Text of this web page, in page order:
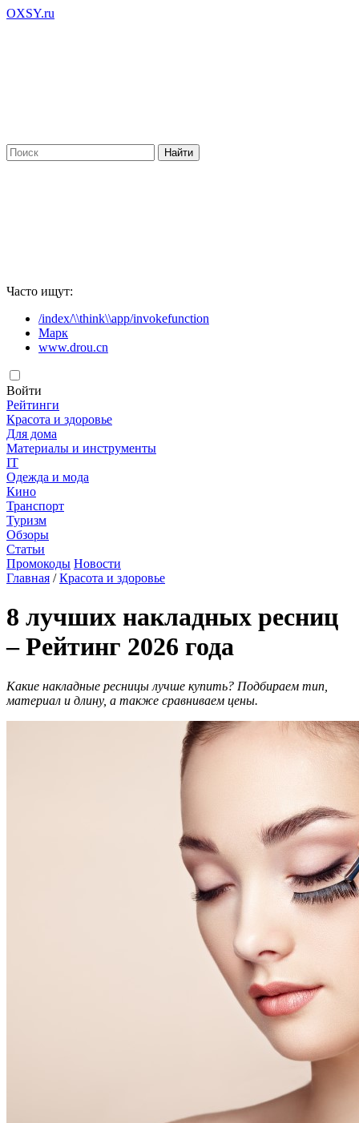
OXSY.ru
Часто ищут:
/index/\\think\\app/invokefunction
Марк
www.drou.cn
Войти
Рейтинги
Красота и здоровье
Для дома
Материалы и инструменты
IT
Одежда и мода
Кино
Транспорт
Туризм
Обзоры
Статьи
Промокоды Новости
Главная /Красота и здоровье
8 лучших накладных ресниц
– Рейтинг 2026 года
Какие накладные ресницы лучше купить? Подбираем тип,
материал и длину, а также сравниваем цены.